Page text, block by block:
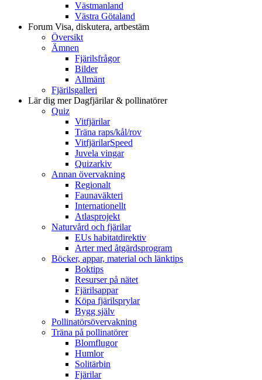
Västmanland
Västra Götaland
Forum Visa, diskutera, artbestäm
Översikt
Ämnen
Fjärilsfrågor
Bilder
Allmänt
Fjärilsgalleri
Lär dig merDagfjärilar & pollinatörer
Quiz
Vitfjärilar
Träna raps/kål/rov
VitfjärilarSpeed
Juvela vingar
Quizarkiv
Annan övervakning
Regionalt
Faunaväkteri
Internationellt
Atlasprojekt
Naturvård och fjärilar
EUs habitatdirektiv
Arter med åtgärdsprogram
Böcker, appar, material och länktips
Boktips
Resurser på nätet
Fjärilsappar
Köpa fjärilsprylar
Bygg själv
Pollinatörsövervakning
Träna på pollinatörer
Blomflugor
Humlor
Solitärbin
Fjärilar